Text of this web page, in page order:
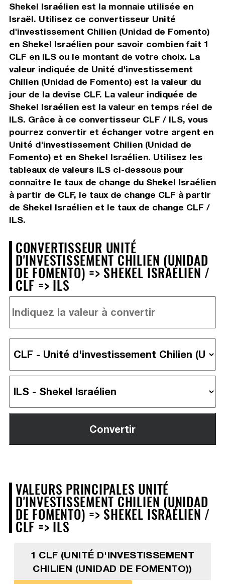
Shekel Israélien est la monnaie utilisée en
Israël. Utilisez ce convertisseur Unité
d'investissement Chilien (Unidad de Fomento)
en Shekel Israélien pour savoir combien fait 1
CLF en ILS ou le montant de votre choix. La
valeur indiquée de Unité d'investissement
Chilien (Unidad de Fomento) est la valeur du
jour de la devise CLF. La valeur indiquée de
Shekel Israélien est la valeur en temps réel de
ILS. Grâce à ce convertisseur CLF / ILS, vous
pourrez convertir et échanger votre argent en
Unité d'investissement Chilien (Unidad de
Fomento) et en Shekel Israélien. Utilisez les
tableaux de valeurs ILS ci-dessous pour
connaître le taux de change du Shekel Israélien
à partir de CLF, le taux de change CLF à partir
de Shekel Israélien et le taux de change CLF /
ILS.
CONVERTISSEUR UNITÉ
D'INVESTISSEMENT CHILIEN (UNIDAD
DE FOMENTO) => SHEKEL ISRAÉLIEN /
CLF => ILS
VALEURS PRINCIPALES UNITÉ
D'INVESTISSEMENT CHILIEN (UNIDAD
DE FOMENTO) => SHEKEL ISRAÉLIEN /
CLF => ILS
1 CLF (UNITÉ D'INVESTISSEMENT
CHILIEN (UNIDAD DE FOMENTO))